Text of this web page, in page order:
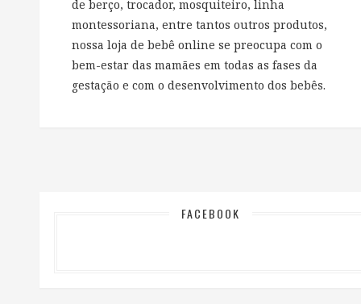
de berço, trocador, mosquiteiro, linha
montessoriana, entre tantos outros produtos,
nossa loja de bebê online se preocupa com o
bem-estar das mamães em todas as fases da
gestação e com o desenvolvimento dos bebês.
FACEBOOK